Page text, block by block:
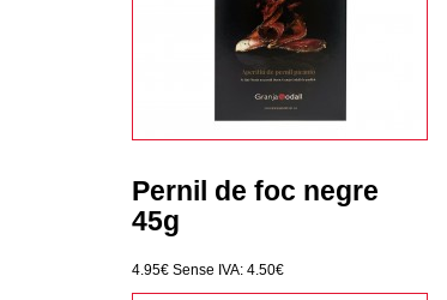
Pernil de foc negre
45g
4.95€ Sense IVA: 4.50€